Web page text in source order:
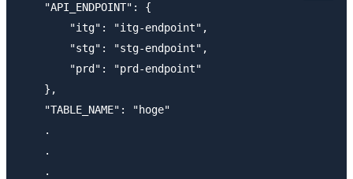
    "API_ENDPOINT": {
        "itg": "itg-endpoint",
        "stg": "stg-endpoint",
        "prd": "prd-endpoint"
    },
    "TABLE_NAME": "hoge"
    .
    .
    .